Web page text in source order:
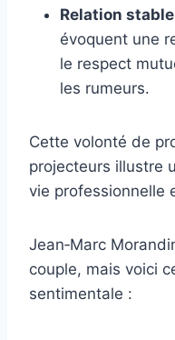
Relation stable
évoquent une
le respect
les rumeurs.
Cette volonté de
projecteurs illustre
vie professionnelle
Jean‑Marc
couple, mais voici
sentimentale :